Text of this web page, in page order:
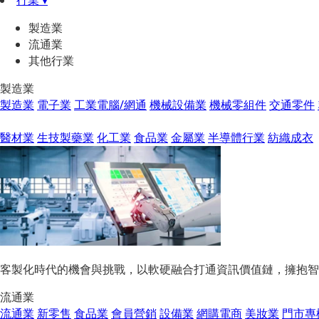
製造業
流通業
其他行業
製造業
製造業 電子業 工業電腦/網通 機械設備業 機械零組件交通零件
醫材業 生技製藥業 化工業 食品業 金屬業 半導體行業 紡織成衣
客製化時代的機會與挑戰，以軟硬融合打通資訊價值鏈，擁抱智
流通業
流通業 新零售 食品業 會員營銷設備業 網購電商 美妝業 門市